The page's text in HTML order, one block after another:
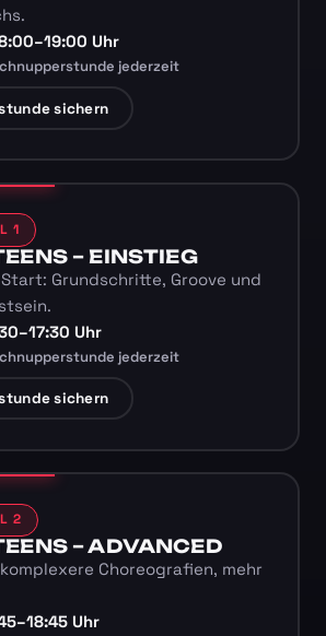
Uhr
jederzeit
sichern
1
– EINSTIEG
Grundschritte, Groove und
Uhr
jederzeit
sichern
2
– ADVANCED
Choreografien, mehr
Uhr